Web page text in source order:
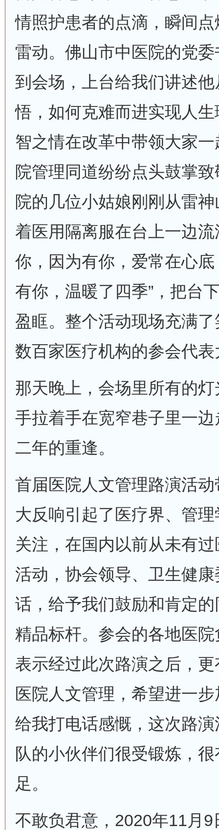
情照护患者的点滴，瞬间
雷动。佛山市中医院的党
到会场，上台给我们讲述
悟，如何克难而进实现人
智之情在改革中带领大家
院管理同道纷纷点头鼓掌
院的几位小姑娘刚刚从雷
着医用隔离服在台上一边
你，因为有你，爱常在心
有你，温暖了四季”，把台
盈眶。整个活动现场充满
数百家医疗机构的参会代
那天晚上，会场里所有的
手拉着手在宽窄巷子里一
二年的重逢。
首届医院人文管理路演活
大反响引起了医疗界、管
关注，在国内以前从未有
活动，协会领导、卫生健
话，给予我们鼓励和肯定
精品标杆。参会的各地医
表示经过此次路演之后，
医院人文管理，希望进一
给我打电话感慨，这次路
队的小伙伴们很受锻炼，
足。
不敢负君意，2020年11月